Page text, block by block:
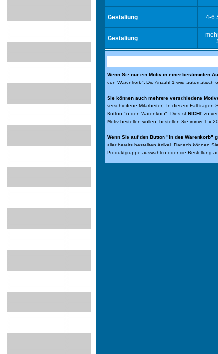
Gestaltung 4-6
Gestaltung
Wenn Sie nur ein Motiv in einer bestimmten
den Warenkorb". Die Anzahl 1 wird automatisch
Sie können auch mehrere verschiedene
verschiedene Mitarbeiter). In diesem Fall tragen
Button "in den Warenkorb". Dies ist NICHT zu
Motiv bestellen wollen, bestellen Sie immer 1 x
Wenn Sie auf den Button "in den Warenkorb"
aller bereits bestellten Artikel. Danach können
Produktgruppe auswählen oder die Bestellung